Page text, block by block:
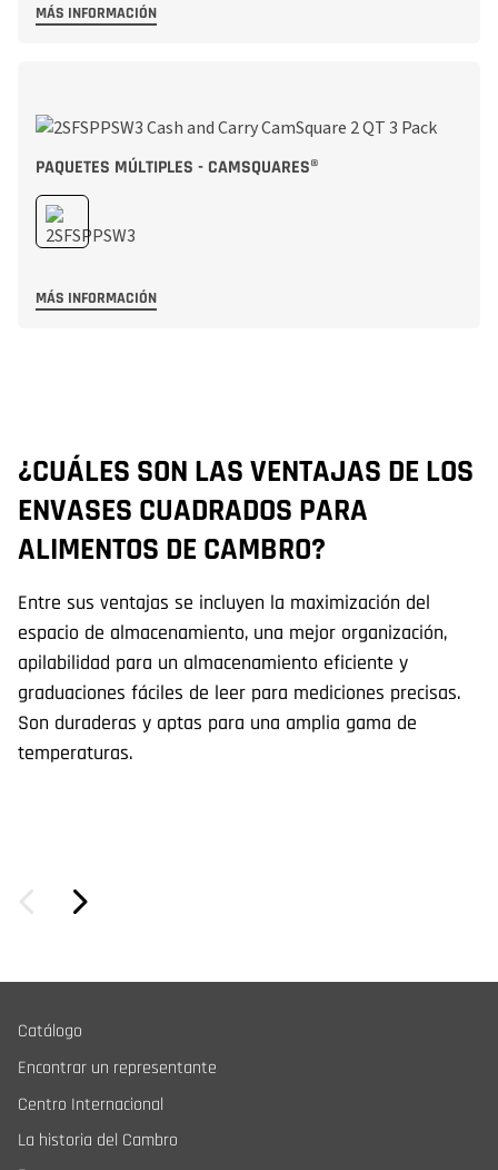
MÁS INFORMACIÓN
PAQUETES MÚLTIPLES - CAMSQUARES®
MÁS INFORMACIÓN
¿CUÁLES SON LAS VENTAJAS DE LOS
ENVASES CUADRADOS PARA
ALIMENTOS DE CAMBRO?
Entre sus ventajas se incluyen la maximización del
espacio de almacenamiento, una mejor organización,
apilabilidad para un almacenamiento eficiente y
graduaciones fáciles de leer para mediciones precisas.
Son duraderas y aptas para una amplia gama de
temperaturas.
Catálogo
Encontrar un representante
Centro Internacional
La historia del Cambro